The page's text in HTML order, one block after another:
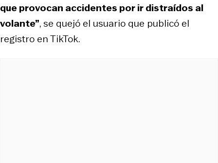
que provocan accidentes por ir distraídos al
volante”, se quejó el usuario que publicó el
registro en TikTok.